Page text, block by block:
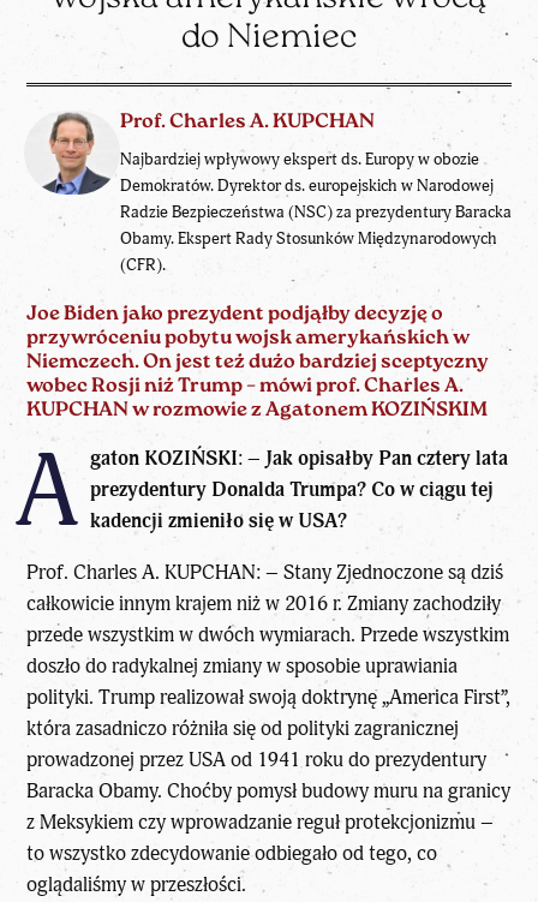
do Niemiec
Prof. Charles A. KUPCHAN
Najbardziej wpływowy ekspert ds. Europy w obozie
Demokratów. Dyrektor ds. europejskich w Narodowej
Radzie Bezpieczeństwa (NSC) za prezydentury Baracka
Obamy. Ekspert Rady Stosunków Międzynarodowych
(CFR).
Joe Biden jako prezydent podjąłby decyzję o
przywróceniu pobytu wojsk amerykańskich w
Niemczech. On jest też dużo bardziej sceptyczny
wobec Rosji niż Trump – mówi prof. Charles A.
KUPCHAN w rozmowie z Agatonem KOZIŃSKIM
A gaton KOZIŃSKI: – Jak opisałby Pan cztery lata
prezydentury Donalda Trumpa? Co w ciągu tej
kadencji zmieniło się w USA?
Prof. Charles A. KUPCHAN: – Stany Zjednoczone są dziś
całkowicie innym krajem niż w 2016 r. Zmiany zachodziły
przede wszystkim w dwóch wymiarach. Przede wszystkim
doszło do radykalnej zmiany w sposobie uprawiania
polityki. Trump realizował swoją doktrynę „America First”,
która zasadniczo różniła się od polityki zagranicznej
prowadzonej przez USA od 1941 roku do prezydentury
Baracka Obamy. Choćby pomysł budowy muru na granicy
z Meksykiem czy wprowadzanie reguł protekcjonizmu –
to wszystko zdecydowanie odbiegało od tego, co
oglądaliśmy w przeszłości.